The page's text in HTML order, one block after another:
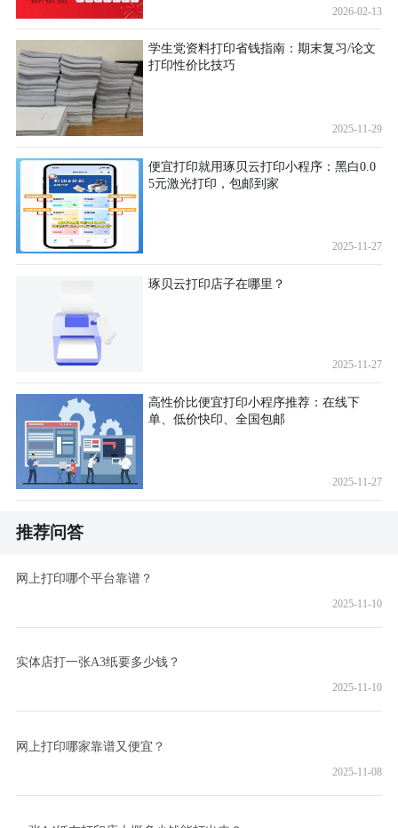
2026-02-13
学生党资料打印省钱指南：期末复习/论文
打印性价比技巧
2025-11-29
便宜打印就用琢贝云打印小程序：黑白0.0
5元激光打印，包邮到家
2025-11-27
琢贝云打印店子在哪里？
2025-11-27
高性价比便宜打印小程序推荐：在线下
单、低价快印、全国包邮
2025-11-27
推荐问答
网上打印哪个平台靠谱？
2025-11-10
实体店打一张A3纸要多少钱？
2025-11-10
网上打印哪家靠谱又便宜？
2025-11-08